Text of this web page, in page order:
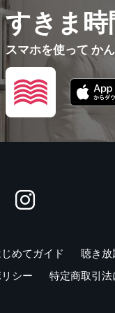
すきま
スマホを使って か
めてガイド
聴き放
シー 特定商取引